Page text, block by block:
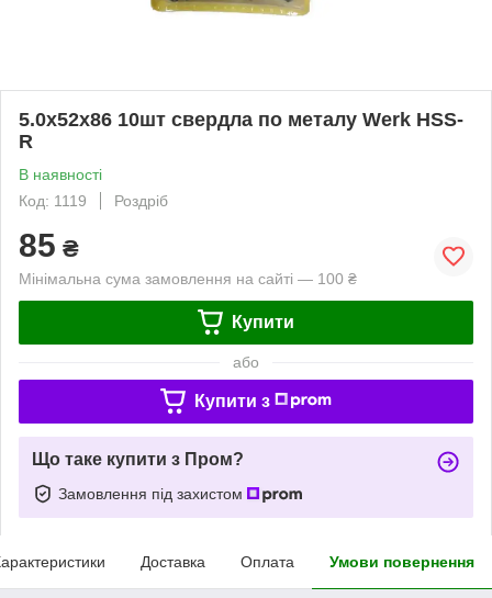
5.0х52х86 10шт свердла по металу Werk HSS-
R
В наявності
Код: 1119
Роздріб
85 ₴
Мінімальна сума замовлення на сайті — 100 ₴
Купити
або
Купити з
Що таке купити з Пром?
Замовлення під захистом
Доставка Оплата Умови повернення